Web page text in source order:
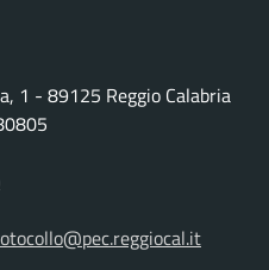
1 - 89125 Reggio Calabria